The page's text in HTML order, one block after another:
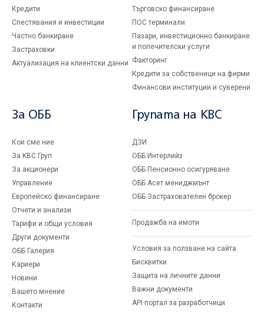
Кредити
Спестявания и инвестиции
Частно банкиране
Застраховки
Актуализация на клиентски данни
Търговско финансиране
ПОС терминали
Пазари, инвестиционно банкиране
и попечителски услуги
Факторинг
Кредити за собственици на фирми
Финансови институции и суверени
За ОББ
Кои сме ние
За KBC Груп
За акционери
Управление
Европейско финансиране
Отчети и анализи
Тарифи и общи условия
Други документи
ОББ Галерия
Кариери
Новини
Вашето мнение
Контакти
Групата на KBC
ДЗИ
ОББ Интерлийз
ОББ Пенсионно осигуряване
ОББ Асет мениджмънт
ОББ Застрахователен брокер
Продажба на имоти
Условия за ползване на сайта
Бисквитки
Защита на личните данни
Важни документи
API портал за разработчици